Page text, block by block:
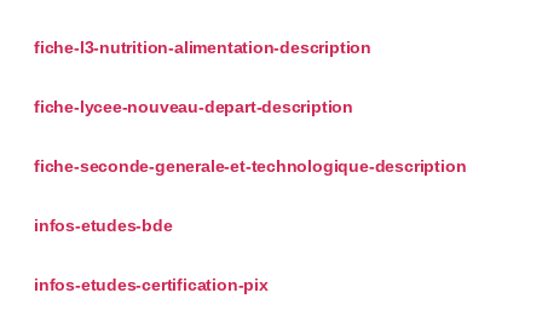
fiche-l3-nutrition-alimentation-description
fiche-lycee-nouveau-depart-description
fiche-seconde-generale-et-technologique-description
infos-etudes-bde
infos-etudes-certification-pix